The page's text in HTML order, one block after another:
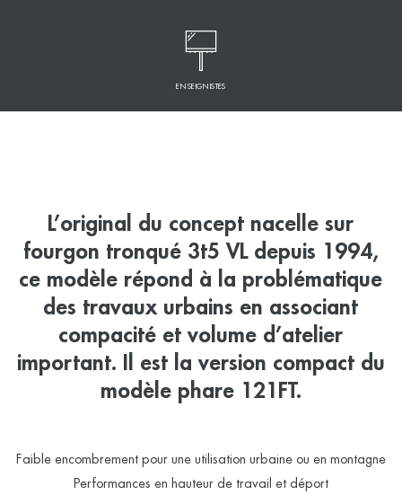
ENSEIGNISTES
L’original du concept nacelle sur
fourgon tronqué 3t5 VL depuis 1994,
ce modèle répond à la problématique
des travaux urbains en associant
compacité et volume d’atelier
important. Il est la version compact du
modèle phare 121FT.
Faible encombrement pour une utilisation urbaine ou en montagne
Performances en hauteur de travail et déport